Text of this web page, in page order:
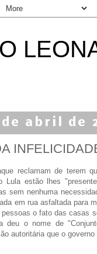
abril de
reclamam de terem
Lula estão lhes
sem nenhuma
em rua asfaltada para
o fato das casas
deu o nome de
autoritária que o